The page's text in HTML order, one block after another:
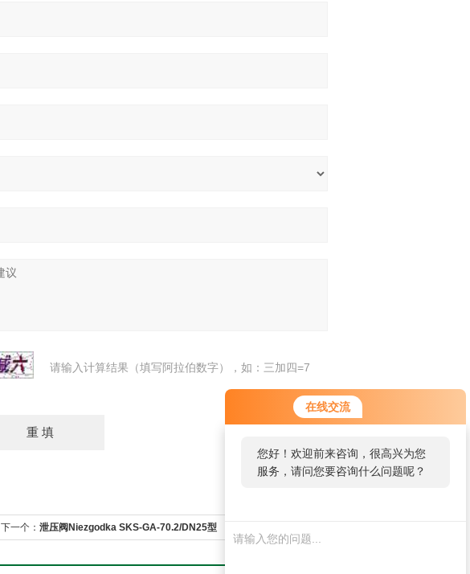
在线交流
您好！欢迎前来咨询，很高兴为您
服务，请问您要咨询什么问题呢？
请输入计算结果（填写阿拉伯数字），如：三加四=7
下一个： 泄压阀Niezgodka SKS-GA-70.2/DN25型